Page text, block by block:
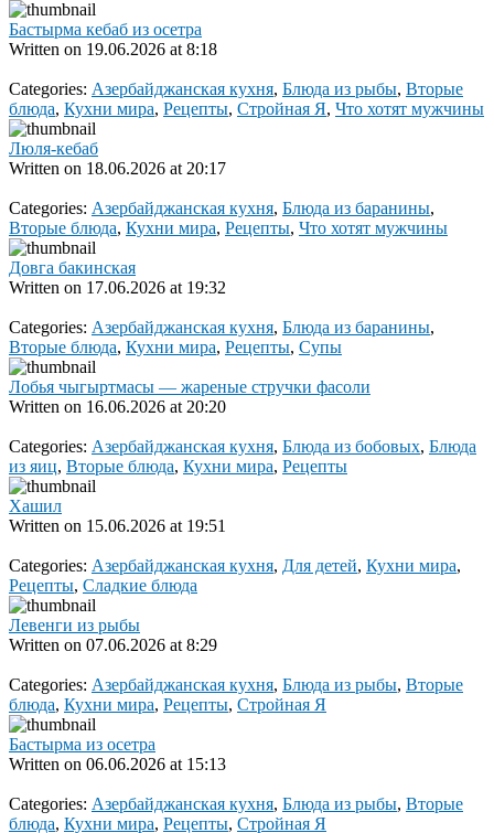
Бастырма кебаб из осетра
Written on 19.06.2026 at 8:18
Categories: Азербайджанская кухня, Блюда из рыбы, Вторые
блюда, Кухни мира, Рецепты, Стройная Я, Что хотят мужчины
Люля-кебаб
Written on 18.06.2026 at 20:17
Categories: Азербайджанская кухня, Блюда из баранины,
Вторые блюда, Кухни мира, Рецепты, Что хотят мужчины
Довга бакинская
Written on 17.06.2026 at 19:32
Categories: Азербайджанская кухня, Блюда из баранины,
Вторые блюда, Кухни мира, Рецепты, Супы
Лобья чыгыртмасы — жареные стручки фасоли
Written on 16.06.2026 at 20:20
Categories: Азербайджанская кухня, Блюда из бобовых, Блюда
из яиц, Вторые блюда, Кухни мира, Рецепты
Хашил
Written on 15.06.2026 at 19:51
Categories: Азербайджанская кухня, Для детей, Кухни мира,
Рецепты, Сладкие блюда
Левенги из рыбы
Written on 07.06.2026 at 8:29
Categories: Азербайджанская кухня, Блюда из рыбы, Вторые
блюда, Кухни мира, Рецепты, Стройная Я
Бастырма из осетра
Written on 06.06.2026 at 15:13
Categories: Азербайджанская кухня, Блюда из рыбы, Вторые
блюда, Кухни мира, Рецепты, Стройная Я